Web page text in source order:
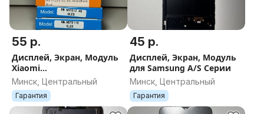
55 р.
Дисплей, Экран, Модуль
Xiaomi
Mi/11/12/13/14/15/17Poco
Минск, Центральный
Гарантия
45 р.
Дисплей, Экран, Модуль
для Samsung A/S Серии
Минск, Центральный
Гарантия